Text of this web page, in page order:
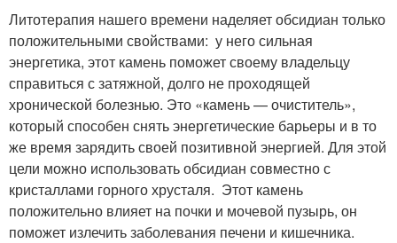
Литотерапия нашего времени наделяет обсидиан только
положительными свойствами: у него сильная
энергетика, этот камень поможет своему владельцу
справиться с затяжной, долго не проходящей
хронической болезнью. Это «камень — очиститель»,
который способен снять энергетические барьеры и в то
же время зарядить своей позитивной энергией. Для этой
цели можно использовать обсидиан совместно с
кристаллами горного хрусталя. Этот камень
положительно влияет на почки и мочевой пузырь, он
поможет излечить заболевания печени и кишечника.